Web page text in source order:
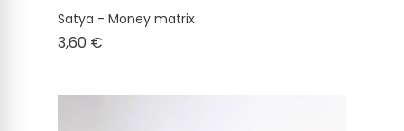
Satya - Money matrix
3,60 €